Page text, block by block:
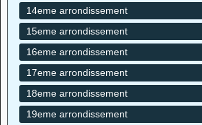
14eme arrondissement
15eme arrondissement
16eme arrondissement
17eme arrondissement
18eme arrondissement
19eme arrondissement